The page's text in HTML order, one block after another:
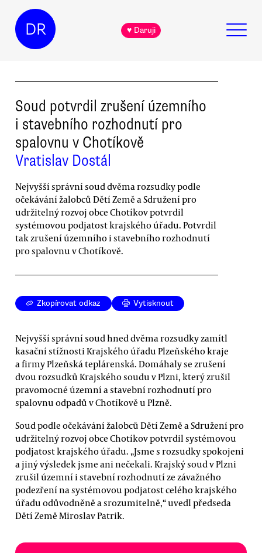
DR ♥ Daruji
Soud potvrdil zrušení územního
i stavebního rozhodnutí pro
spalovnu v Chotíkově
Vratislav Dostál
Nejvyšší správní soud dvěma rozsudky podle
očekávání žalobců Dětí Země a Sdružení pro
udržitelný rozvoj obce Chotíkov potvrdil
systémovou podjatost krajského úřadu. Potvrdil
tak zrušení územního i stavebního rozhodnutí
pro spalovnu v Chotíkově.
Zkopírovat odkaz Vytisknout
Nejvyšší správní soud hned dvěma rozsudky zamítl
kasační stížnosti Krajského úřadu Plzeňského kraje
a firmy Plzeňská teplárenská. Domáhaly se zrušení
dvou rozsudků Krajského soudu v Plzni, který zrušil
pravomocné územní a stavební rozhodnutí pro
spalovnu odpadů v Chotíkově u Plzně.
Soud podle očekávání žalobců Dětí Země a Sdružení pro
udržitelný rozvoj obce Chotíkov potvrdil systémovou
podjatost krajského úřadu. „Jsme s rozsudky spokojeni
a jiný výsledek jsme ani nečekali. Krajský soud v Plzni
zrušil územní i stavební rozhodnutí ze závažného
podezření na systémovou podjatost celého krajského
úřadu odůvodněně a srozumitelně,“ uvedl předseda
Dětí Země Miroslav Patrik.